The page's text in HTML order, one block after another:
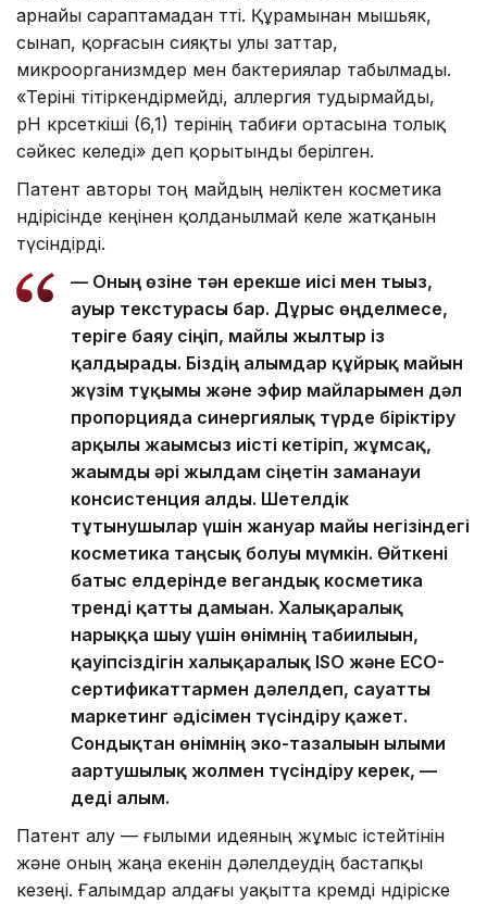
арнайы сараптамадан өтті. Құрамынан мышьяк,
сынап, қорғасын сияқты улы заттар,
микроорганизмдер мен бактериялар табылмады.
«Теріні тітіркендірмейді, аллергия тудырмайды,
pH көрсеткіші (6,1) терінің табиғи ортасына толық
сәйкес келеді» деп қорытынды берілген.
Патент авторы тоң майдың неліктен косметика
өндірісінде кеңінен қолданылмай келе жатқанын
түсіндірді.
— Оның өзіне тән ерекше иісі мен тығыз,
ауыр текстурасы бар. Дұрыс өңделмесе,
теріге баяу сіңіп, майлы жылтыр із
қалдырады. Біздің ғалымдар құйрық майын
жүзім тұқымы және эфир майларымен дәл
пропорцияда синергиялық түрде біріктіру
арқылы жағымсыз иісті кетіріп, жұмсақ,
жағымды әрі жылдам сіңетін заманауи
консистенция алды. Шетелдік
тұтынушылар үшін жануар майы негізіндегі
косметика таңсық болуы мүмкін. Өйткені
батыс елдерінде вегандық косметика
тренді қатты дамыған. Халықаралық
нарыққа шығу үшін өнімнің табиғилығын,
қауіпсіздігін халықаралық ISO және ECO-
сертификаттармен дәлелдеп, сауатты
маркетинг әдісімен түсіндіру қажет.
Сондықтан өнімнің эко-тазалығын ғылыми
ағартушылық жолмен түсіндіру керек, —
деді ғалым.
Патент алу — ғылыми идеяның жұмыс істейтінін
және оның жаңа екенін дәлелдеудің бастапқы
кезеңі. Ғалымдар алдағы уақытта кремді өндіріске